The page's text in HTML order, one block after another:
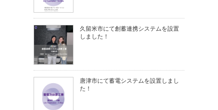
久留米市にて創蓄連携システムを設置
しました！
唐津市にて蓄電システムを設置しまし
た！